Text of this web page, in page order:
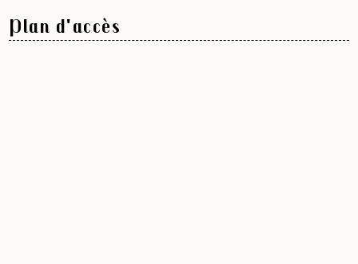
Plan d'accès